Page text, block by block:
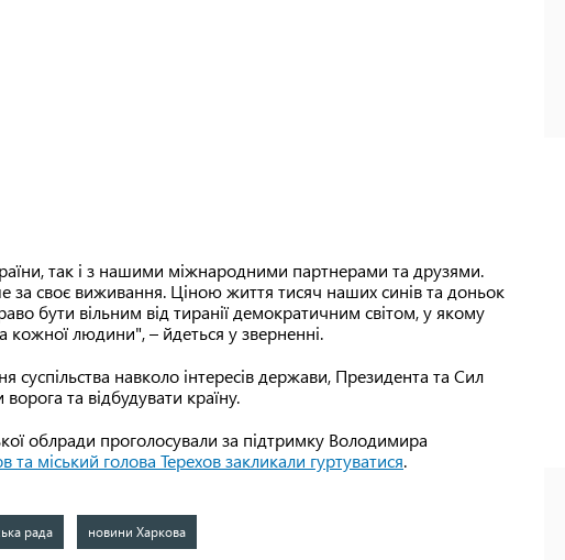
так і з нашими міжнародними партнерами та друзями.
за своє виживання. Ціною життя тисяч наших синів та доньок
бути вільним від тиранії демократичним світом, у якому
кожної людини", – йдеться у зверненні.
суспільства навколо інтересів держави, Президента та Сил
та відбудувати країну.
облради проголосували за підтримку Володимира
міський голова Терехов закликали гуртуватися.
рада новини Харкова